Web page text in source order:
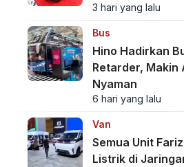
3 hari yang lalu
Bus
Hino Hadirkan
Retarder, Makin
Nyaman
6 hari yang lalu
Van
Semua Unit
Listrik di